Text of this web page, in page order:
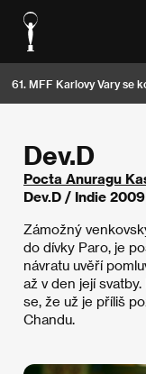
61. MFF Karlovy Vary se
Dev.D
Pocta Anuragu
Dev.D / Indie 2009
Zámožný
do dívky Paro, je
návratu uvěří
až v den její
se, že už je příliš
Chandu.